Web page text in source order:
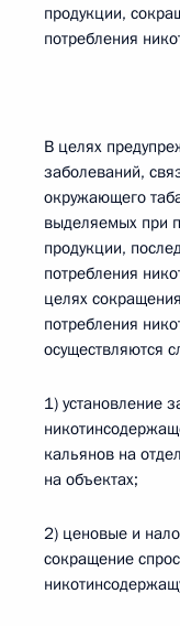
продукции,
потребления
В целях
заболеваний,
окружающего
выделяемых при
продукции,
потребления
целях
потребления
осуществляются
1) установление
кальянов на
на объектах;
2) ценовые и
сокращение